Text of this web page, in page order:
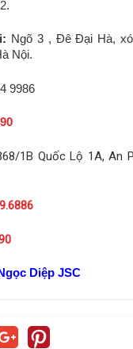
Ngõ 3 , Đê Đại Hà,
Nội.
9986
1B Quốc Lộ 1A, An
Diệp JSC